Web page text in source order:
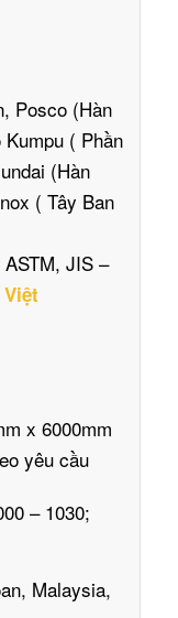
Posco (Hàn
( Phần
(Hàn
( Tây Ban
JIS –
x 6000mm
yêu cầu
– 1030;
Malaysia,